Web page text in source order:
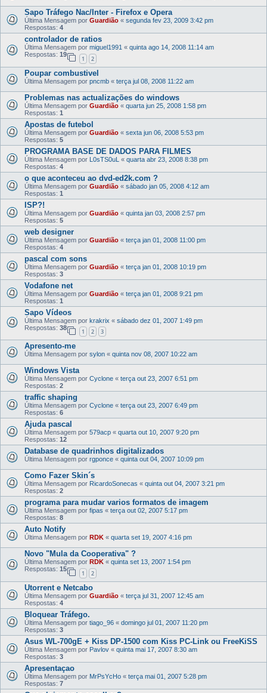
Sapo Tráfego Nac/Inter - Firefox e Opera
Última Mensagem por Guardião « segunda fev 23, 2009 3:42 pm
Respostas: 4
controlador de ratios
Última Mensagem por miguel1991 « quinta ago 14, 2008 11:14 am
Respostas: 19
1 2
Poupar combustivel
Última Mensagem por pncmb « terça jul 08, 2008 11:22 am
Problemas nas actualizações do windows
Última Mensagem por Guardião « quarta jun 25, 2008 1:58 pm
Respostas: 1
Apostas de futebol
Última Mensagem por Guardião « sexta jun 06, 2008 5:53 pm
Respostas: 5
PROGRAMA BASE DE DADOS PARA FILMES
Última Mensagem por L0sTS0uL « quarta abr 23, 2008 8:38 pm
Respostas: 4
o que aconteceu ao dvd-ed2k.com ?
Última Mensagem por Guardião « sábado jan 05, 2008 4:12 am
Respostas: 1
ISP?!
Última Mensagem por Guardião « quinta jan 03, 2008 2:57 pm
Respostas: 5
web designer
Última Mensagem por Guardião « terça jan 01, 2008 11:00 pm
Respostas: 4
pascal com sons
Última Mensagem por Guardião « terça jan 01, 2008 10:19 pm
Respostas: 3
Vodafone net
Última Mensagem por Guardião « terça jan 01, 2008 9:21 pm
Respostas: 1
Sapo Vídeos
Última Mensagem por krakrix « sábado dez 01, 2007 1:49 pm
Respostas: 38
1 2 3
Apresento-me
Última Mensagem por sylon « quinta nov 08, 2007 10:22 am
Windows Vista
Última Mensagem por Cyclone « terça out 23, 2007 6:51 pm
Respostas: 2
traffic shaping
Última Mensagem por Cyclone « terça out 23, 2007 6:49 pm
Respostas: 6
Ajuda pascal
Última Mensagem por 579acp « quarta out 10, 2007 9:20 pm
Respostas: 12
Database de quadrinhos digitalizados
Última Mensagem por rgponce « quinta out 04, 2007 10:09 pm
Como Fazer Skin´s
Última Mensagem por RicardoSonecas « quinta out 04, 2007 3:21 pm
Respostas: 2
programa para mudar varios formatos de imagem
Última Mensagem por fipas « terça out 02, 2007 5:17 pm
Respostas: 8
Auto Notify
Última Mensagem por RDK « quarta set 19, 2007 4:16 pm
Novo "Mula da Cooperativa" ?
Última Mensagem por RDK « quinta set 13, 2007 1:54 pm
Respostas: 15
1 2
Utorrent e Netcabo
Última Mensagem por Guardião « terça jul 31, 2007 12:45 am
Respostas: 4
Bloquear Tráfego.
Última Mensagem por tiago_96 « domingo jul 01, 2007 11:20 pm
Respostas: 3
Asus WL-700gE + Kiss DP-1500 com Kiss PC-Link ou FreeKiSS
Última Mensagem por Pavlov « quinta mai 17, 2007 8:30 am
Respostas: 3
Apresentaçao
Última Mensagem por MrPsYcHo « terça mai 01, 2007 5:28 pm
Respostas: 7